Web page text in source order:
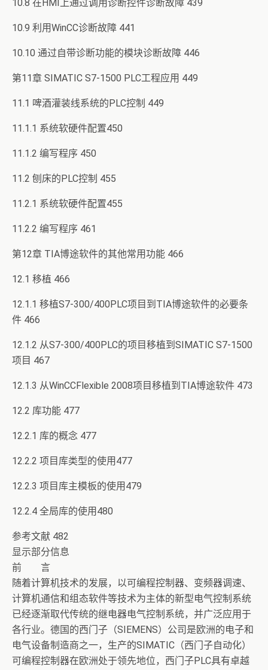
10.8 在HMI上通过调用诊断控件诊断故障 439
10.9 利用WinCC诊断故障 441
10.10 通过自带诊断功能的模块诊断故障 446
第11章 SIMATIC S7-1500 PLC工程应用 449
11.1 啤酒灌装线系统的PLC控制 449
11.1.1 系统软硬件配置450
11.1.2 编写程序 450
11.2 刨床的PLC控制 455
11.2.1 系统软硬件配置455
11.2.2 编写程序 461
第12章 TIA博途软件的其他常用功能 466
12.1 移植 466
12.1.1 移植S7-300/400PLC项目到TIA博途软件的必要条
件 466
12.1.2 从S7-300/400PLC的项目移植到SIMATIC S7-1500
项目 467
12.1.3 从WinCCFlexible 2008项目移植到TIA博途软件 473
12.2 库功能 477
12.2.1 库的概念 477
12.2.2 项目库类型的使用477
12.2.3 项目库主模板的使用479
12.2.4 全局库的使用480
参考文献 482
显示部分信息
前 言
随着计算机技术的发展，以可编程控制器、变频器调速、
计算机通信和组态软件等技术为主体的新型电气控制系统
已经逐渐取代传统的继电器电气控制系统，并广泛应用于
各行业。德国的西门子（SIEMENS）公司是欧洲的电子和
电气设备制造商之一，生产的SIMATIC（西门子自动化）
可编程控制器在欧洲处于领先地位，西门子PLC具有卓越